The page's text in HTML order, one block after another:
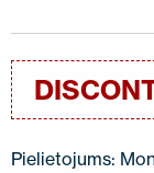
Pielietojums: